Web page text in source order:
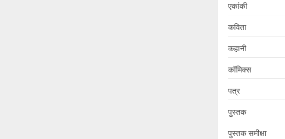
एकांकी
कविता
कहानी
कॉमिक्स
पत्र
पुस्तक
पुस्तक समीक्षा